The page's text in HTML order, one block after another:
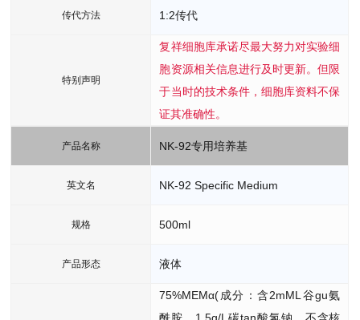
传代方法 1:2传代
特别声明
复祥细胞库承诺尽最大努力对实验细
胞资源相关信息进行及时更新。但限
于当时的技术条件，细胞库资料不保
证其准确性。
产品名称 NK-92专用培养基
英文名 NK-92 Specific Medium
规格 500ml
产品形态 液体
75%MEMα(成分：含2mML谷gu氨